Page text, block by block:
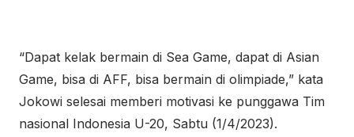
“Dapat kelak bermain di Sea Game, dapat di Asian
Game, bisa di AFF, bisa bermain di olimpiade,” kata
Jokowi selesai memberi motivasi ke punggawa Tim
nasional Indonesia U-20, Sabtu (1/4/2023).